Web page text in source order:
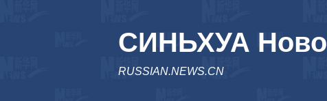
СИНЬХУА
RUSSIAN.NEWS.CN